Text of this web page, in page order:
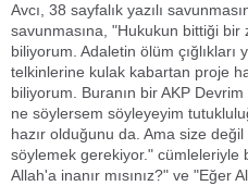
Avcı, 38 sayfalık yazılı
savunmasına, "Hukukun bittiği
biliyorum. Adaletin ölüm
telkinlerine kulak kabartan proje
biliyorum. Buranın bir AKP
ne söylersem söyleyeyim
hazır olduğunu da. Ama size
söylemek gerekiyor." cümleleriyle
Allah'a inanır mısınız?" ve "Eğer